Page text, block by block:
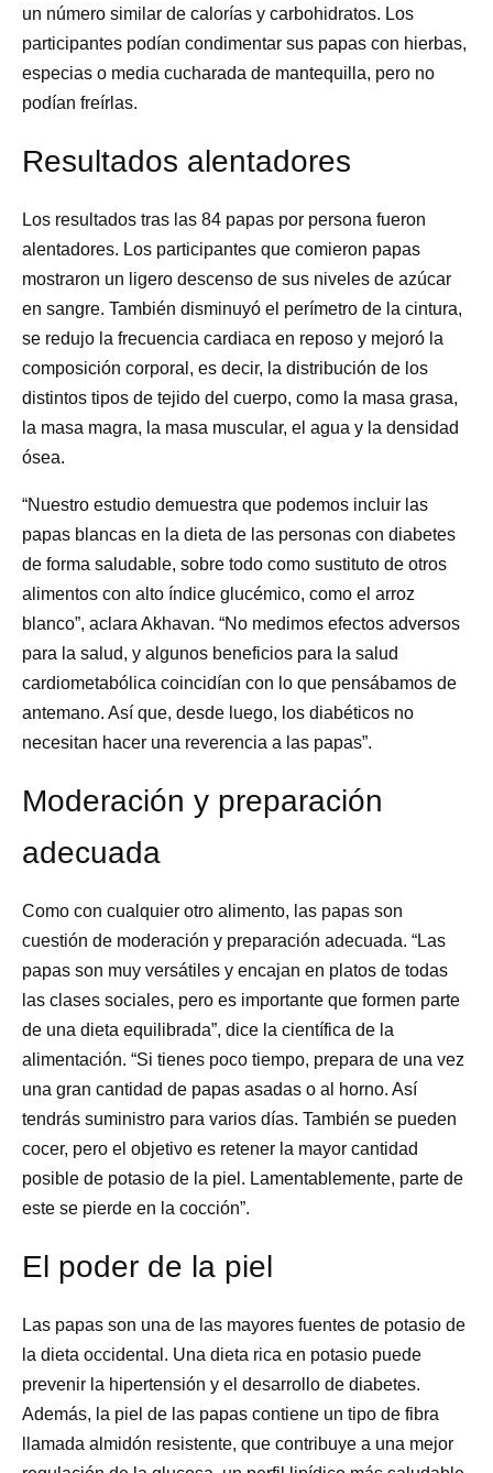
un número similar de calorías y carbohidratos. Los
participantes podían condimentar sus papas con hierbas,
especias o media cucharada de mantequilla, pero no
podían freírlas.
Resultados alentadores
Los resultados tras las 84 papas por persona fueron
alentadores. Los participantes que comieron papas
mostraron un ligero descenso de sus niveles de azúcar
en sangre. También disminuyó el perímetro de la cintura,
se redujo la frecuencia cardiaca en reposo y mejoró la
composición corporal, es decir, la distribución de los
distintos tipos de tejido del cuerpo, como la masa grasa,
la masa magra, la masa muscular, el agua y la densidad
ósea.
“Nuestro estudio demuestra que podemos incluir las
papas blancas en la dieta de las personas con diabetes
de forma saludable, sobre todo como sustituto de otros
alimentos con alto índice glucémico, como el arroz
blanco”, aclara Akhavan. “No medimos efectos adversos
para la salud, y algunos beneficios para la salud
cardiometabólica coincidían con lo que pensábamos de
antemano. Así que, desde luego, los diabéticos no
necesitan hacer una reverencia a las papas”.
Moderación y preparación
adecuada
Como con cualquier otro alimento, las papas son
cuestión de moderación y preparación adecuada. “Las
papas son muy versátiles y encajan en platos de todas
las clases sociales, pero es importante que formen parte
de una dieta equilibrada”, dice la científica de la
alimentación. “Si tienes poco tiempo, prepara de una vez
una gran cantidad de papas asadas o al horno. Así
tendrás suministro para varios días. También se pueden
cocer, pero el objetivo es retener la mayor cantidad
posible de potasio de la piel. Lamentablemente, parte de
este se pierde en la cocción”.
El poder de la piel
Las papas son una de las mayores fuentes de potasio de
la dieta occidental. Una dieta rica en potasio puede
prevenir la hipertensión y el desarrollo de diabetes.
Además, la piel de las papas contiene un tipo de fibra
llamada almidón resistente, que contribuye a una mejor